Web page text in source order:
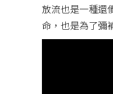
放流也是一種還
命，也是為了彌